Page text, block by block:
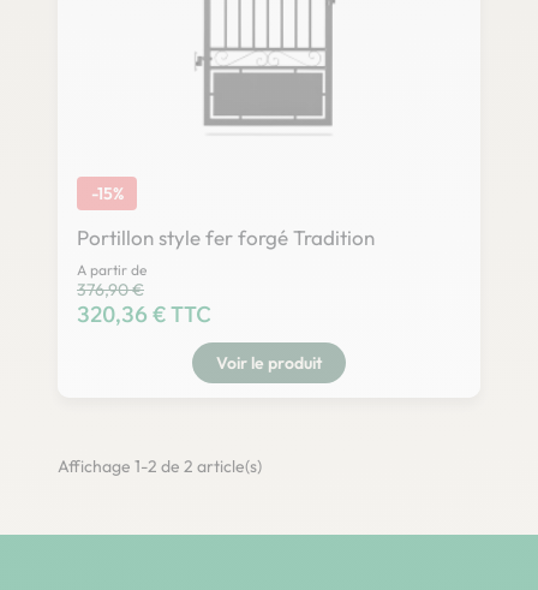
-15%
Portillon style fer forgé Tradition
A partir de
Prix habituel
376,90 €
Prix
320,36 € TTC
Voir le produit
Affichage 1-2 de 2 article(s)